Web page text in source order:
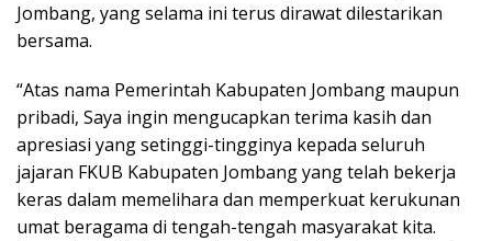
Jombang, yang selama ini terus dirawat dilestarikan
bersama.
“Atas nama Pemerintah Kabupaten Jombang maupun
pribadi, Saya ingin mengucapkan terima kasih dan
apresiasi yang setinggi-tingginya kepada seluruh
jajaran FKUB Kabupaten Jombang yang telah bekerja
keras dalam memelihara dan memperkuat kerukunan
umat beragama di tengah-tengah masyarakat kita.